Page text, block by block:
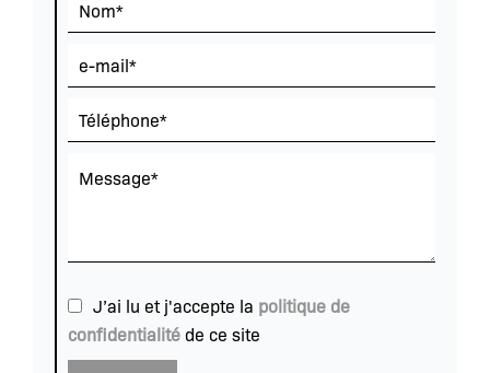
J’ai lu et j'accepte la politique de
confidentialité de ce site